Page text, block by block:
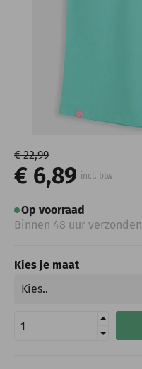
€ 22,99
€ 6,89 incl. btw
Op voorraad
Binnen 48 uur verzonden
Kies je maat